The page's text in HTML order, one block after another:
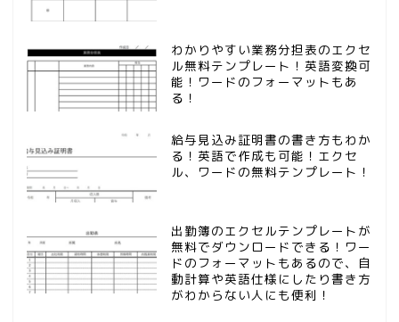
わかりやすい業務分担表のエクセ
ル無料テンプレート！英語変換可
能！ワードのフォーマットもあ
る！
給与見込み証明書の書き方もわか
る！英語で作成も可能！エクセ
ル、ワードの無料テンプレート！
出勤簿のエクセルテンプレートが
無料でダウンロードできる！ワー
ドのフォーマットもあるので、自
動計算や英語仕様にしたり書き方
がわからない人にも便利！